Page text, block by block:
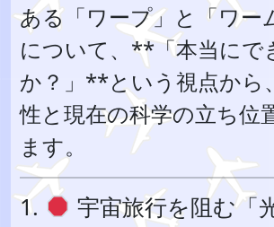
ある「ワープ」と「ワー
について、**「本当にで
か？」**という視点から
性と現在の科学の立ち位
ます。
1. 宇宙旅行を阻む「